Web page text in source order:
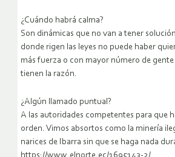
¿Cuándo habrá calma?
Son dinámicas que no van a tener
donde rigen las leyes no puede haber
más fuerza o con mayor número de
tienen la razón.
¿Algún llamado puntual?
A las autoridades competentes para que
orden. Vimos absortos como la minería
narices de Ibarra sin que se haga nada